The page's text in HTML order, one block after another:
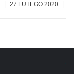
27 LUTEGO 2020